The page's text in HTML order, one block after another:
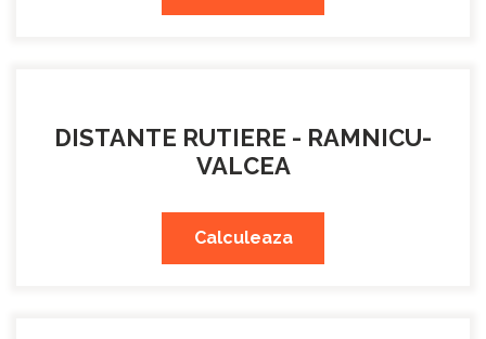
DISTANTE RUTIERE - RAMNICU-
VALCEA
Calculeaza